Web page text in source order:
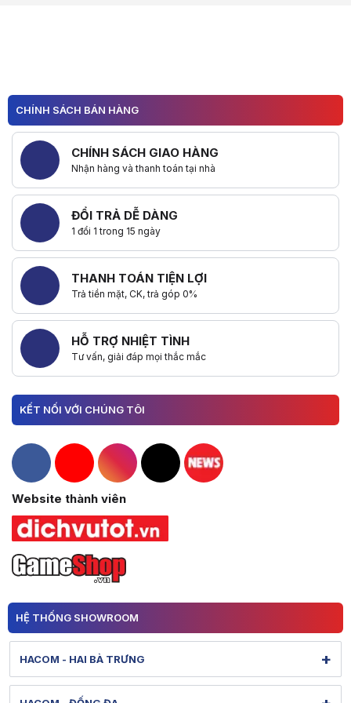
CHÍNH SÁCH BÁN HÀNG
CHÍNH SÁCH GIAO HÀNG
Nhận hàng và thanh toán tại nhà
ĐỔI TRẢ DỄ DÀNG
1 đổi 1 trong 15 ngày
THANH TOÁN TIỆN LỢI
Trả tiền mặt, CK, trả góp 0%
HỖ TRỢ NHIỆT TÌNH
Tư vấn, giải đáp mọi thắc mắc
KẾT NỐI VỚI CHÚNG TÔI
Hacom Facebook
Hacom YouTube
Hacom Instagram
Hacom TikTok
Website thành viên
HỆ THỐNG SHOWROOM
HACOM - HAI BÀ TRƯNG +